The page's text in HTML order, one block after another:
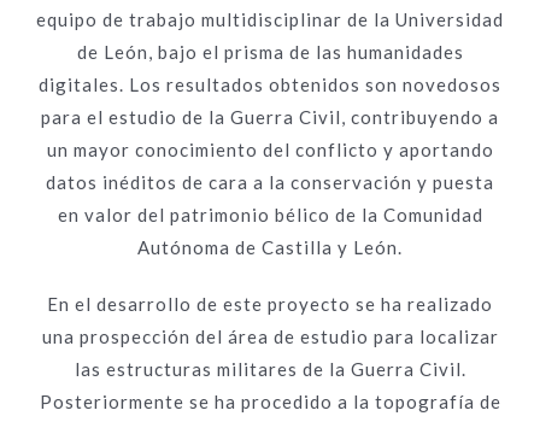
equipo de trabajo multidisciplinar de la Universidad
de León, bajo el prisma de las humanidades
digitales. Los resultados obtenidos son novedosos
para el estudio de la Guerra Civil, contribuyendo a
un mayor conocimiento del conflicto y aportando
datos inéditos de cara a la conservación y puesta
en valor del patrimonio bélico de la Comunidad
Autónoma de Castilla y León.
En el desarrollo de este proyecto se ha realizado
una prospección del área de estudio para localizar
las estructuras militares de la Guerra Civil.
Posteriormente se ha procedido a la topografía de